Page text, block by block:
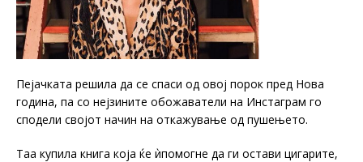
Пејачката решила да се спаси од овој порок пред Нова
година, па со нејзините обожаватели на Инстаграм го
сподели својот начин на откажување од пушењето.
Таа купила книга која ќе ѝпомогне да ги остави цигарите,